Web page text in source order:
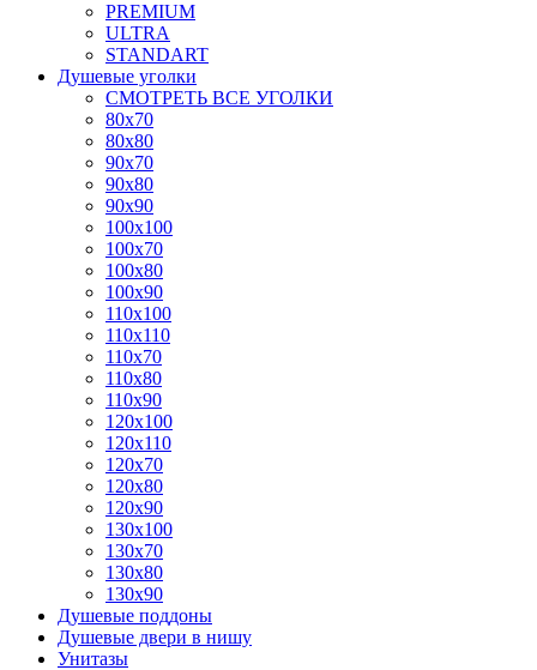
PREMIUM
ULTRA
STANDART
Душевые уголки
СМОТРЕТЬ ВСЕ УГОЛКИ
80x70
80x80
90x70
90x80
90x90
100x100
100x70
100x80
100x90
110x100
110x110
110x70
110x80
110x90
120x100
120x110
120x70
120x80
120x90
130x100
130x70
130x80
130x90
Душевые поддоны
Душевые двери в нишу
Унитазы